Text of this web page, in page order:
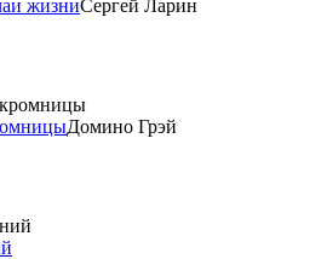
жизниСергей Ларин
Домино Грэй